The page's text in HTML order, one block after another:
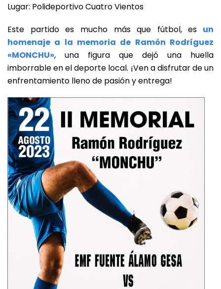
Lugar: Polideportivo Cuatro Vientos
Este partido es mucho más que fútbol, es un
homenaje a la memoria de Ramón Rodríguez
«MONCHU», una figura que dejó una huella
imborrable en el deporte local. ¡Ven a disfrutar de un
enfrentamiento lleno de pasión y entrega!